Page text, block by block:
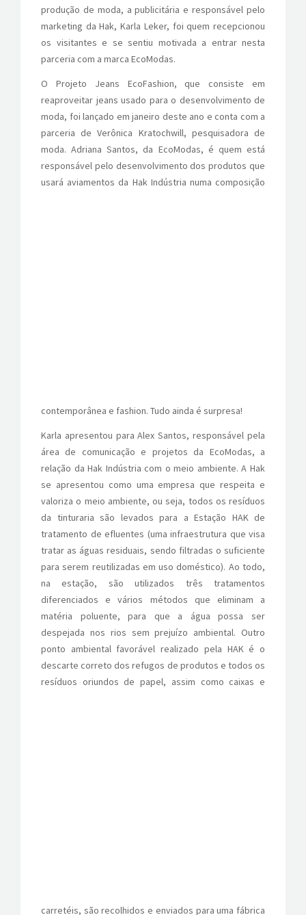
produção de moda, a publicitária e responsável pelo
marketing da Hak, Karla Leker, foi quem recepcionou
os visitantes e se sentiu motivada a entrar nesta
parceria com a marca EcoModas.
O Projeto Jeans EcoFashion, que consiste em
reaproveitar jeans usado para o desenvolvimento de
moda, foi lançado em janeiro deste ano e conta com a
parceria de Verônica Kratochwill, pesquisadora de
moda. Adriana Santos, da EcoModas, é quem está
responsável pelo desenvolvimento dos produtos que
usará aviamentos da Hak Indústria numa composição
contemporânea e fashion. Tudo ainda é surpresa!
Karla apresentou para Alex Santos, responsável pela
área de comunicação e projetos da EcoModas, a
relação da Hak Indústria com o meio ambiente. A Hak
se apresentou como uma empresa que respeita e
valoriza o meio ambiente, ou seja, todos os resíduos
da tinturaria são levados para a Estação HAK de
tratamento de efluentes (uma infraestrutura que visa
tratar as águas residuais, sendo filtradas o suficiente
para serem reutilizadas em uso doméstico). Ao todo,
na estação, são utilizados três tratamentos
diferenciados e vários métodos que eliminam a
matéria poluente, para que a água possa ser
despejada nos rios sem prejuízo ambiental. Outro
ponto ambiental favorável realizado pela HAK é o
descarte correto dos refugos de produtos e todos os
resíduos oriundos de papel, assim como caixas e
carretéis, são recolhidos e enviados para uma fábrica